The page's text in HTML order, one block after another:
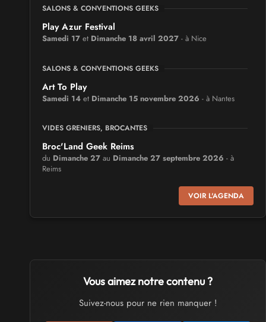
SALONS & CONVENTIONS GEEKS
Play Azur Festival
Samedi 17 et Dimanche 18 avril 2027 - à Nice
SALONS & CONVENTIONS GEEKS
Art To Play
Samedi 14 et Dimanche 15 novembre 2026 - à Nantes
VIDES GRENIERS, BROCANTES
Broc'Land Geek Reims
du Dimanche 27 au Dimanche 27 septembre 2026 - à
Reims
MangAnime
Arcadia GeekFest
Samedi 17etDimanche 18 octobre 2026- à Arques
VOIR L'AGENDA
Vous aimez notre contenu ?
Suivez-nous pour ne rien manquer !